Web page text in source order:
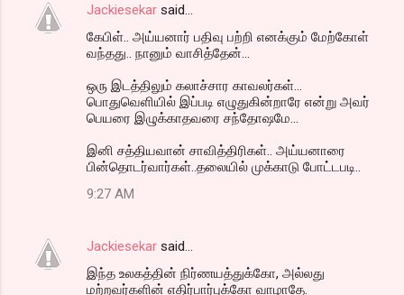
Jackiesekar said…
கேபிள்.. அய்யனார் பதிவு பற்றி எனக்கும் மேற்கோள்
வந்தது.. நானும் வாசித்தேன்...
ஒரு இடத்திலும் கலாச்சார காவலர்கள்...
பொதுவெளியில் இப்படி எழுதுகின்றாரே என்று அவர்
பெயரை இழுக்காதவரை சந்தோஷமே...
இனி சத்தியவான் சாவித்திரிகள்.. அய்யனாரை
பின்தொடர்வார்கள்..தலையில் முக்காடு போட்டபடி..
9:27 AM
Jackiesekar said…
இந்த உலகத்தின் நிர்ணயத்துக்கோ, அல்லது
மற்றவர்களின் எதிர்பார்புக்கோ வாழாதே.